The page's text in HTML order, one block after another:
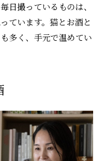
日撮っているものは、
ています。猫とお酒と
多く、手元で温めてい